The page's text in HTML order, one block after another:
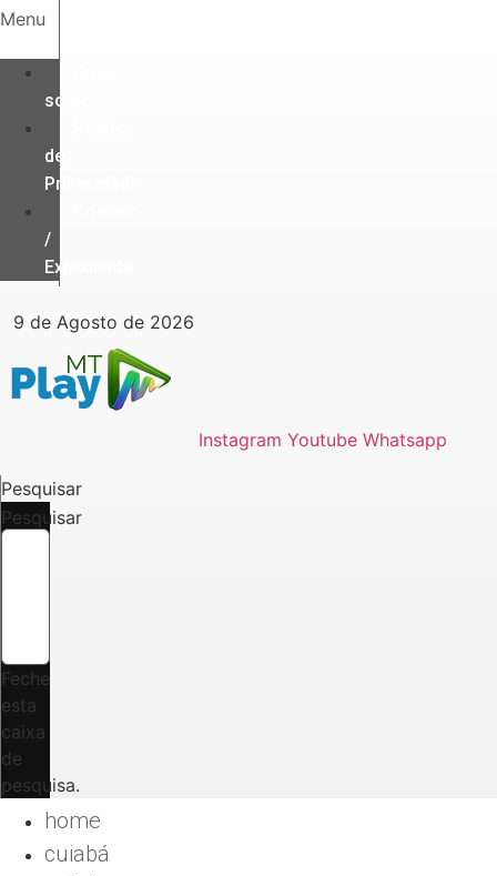
Ir
o
conteúdo
Menu
somos
de
Privacidade
/
Expediente
9 de Agosto de 2026
Instagram Youtube Whatsapp
Pesquisar
Pesquisar
Feche
esta
caixa
de
pesquisa.
home
cuiabá